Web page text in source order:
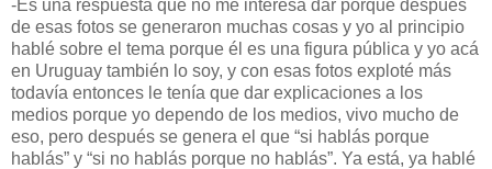
-Es una respuesta que no me interesa dar porque después
de esas fotos se generaron muchas cosas y yo al principio
hablé sobre el tema porque él es una figura pública y yo acá
en Uruguay también lo soy, y con esas fotos exploté más
todavía entonces le tenía que dar explicaciones a los
medios porque yo dependo de los medios, vivo mucho de
eso, pero después se genera el que “si hablás porque
hablás” y “si no hablás porque no hablás”. Ya está, ya hablé